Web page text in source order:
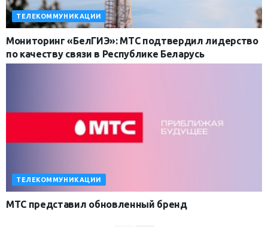
ТЕЛЕКОММУНИКАЦИИ
Мониторинг «БелГИЭ»: МТС подтвердил лидерство
по качеству связи в Республике Беларусь
ТЕЛЕКОММУНИКАЦИИ
МТС представил обновленный бренд